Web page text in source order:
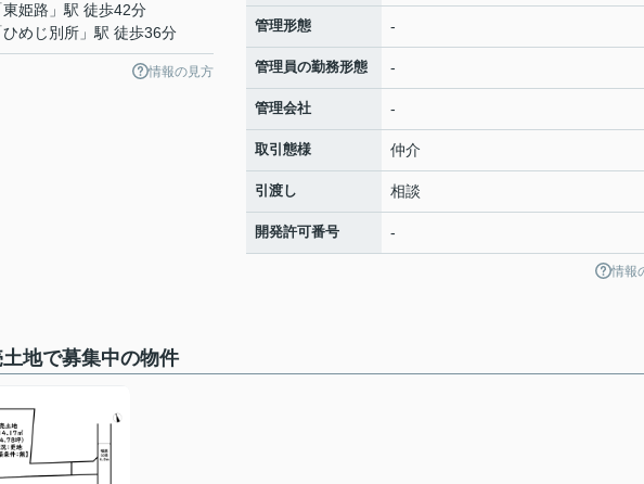
東姫路 」駅 徒歩42分
ひめじ別所 」駅 徒歩36分
情報の見方
管理形態 -
管理員の勤務形態 -
管理会社 -
取引態様 仲介
引渡し 相談
開発許可番号 -
情報
地で募集中の物件